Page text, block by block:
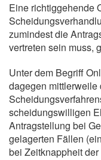
Eine richtiggehende
zumindest die
vertreten sein muss,
Unter dem Begriff
dagegen
scheidungswilligen
Antragstellung bei
gelagerten Fällen
bei Zeitknappheit